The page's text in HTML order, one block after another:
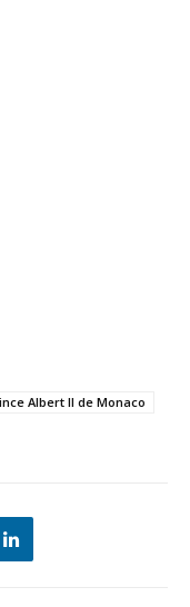
Albert II de Monaco